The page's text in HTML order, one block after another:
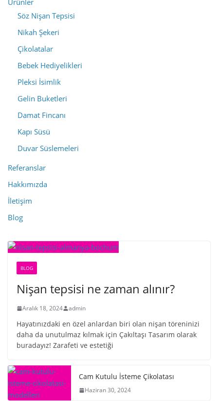
Ürünler
Söz Nişan Tepsisi
Nikah Şekeri
Çikolatalar
Bebek Hediyelikleri
Pleksi İsimlik
Gelin Buketleri
Damat Fincanı
Kapı Süsü
Duvar Süslemeleri
Referanslar
Hakkımızda
İletişim
Blog
BLOG
Nişan tepsisi ne zaman alınır?
Aralık 18, 2024 admin
Hayatınızdaki en özel anlardan biri olan nişan töreninizi
daha da unutulmaz kılmak için Çakıltaşı Tasarım olarak
buradayız! Zarafeti ve estetiği
Cam Kutulu İsteme Çikolatası
Haziran 30, 2024